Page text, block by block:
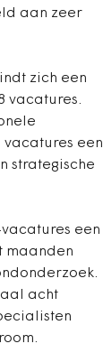
aan zeer
zich een
vacatures.
vacatures een
strategische
een
maanden
acht